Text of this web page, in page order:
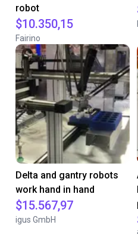
robot
$10.350,15
Fairino
Delta and gantry robots
work hand in hand
$15.567,97
igus GmbH